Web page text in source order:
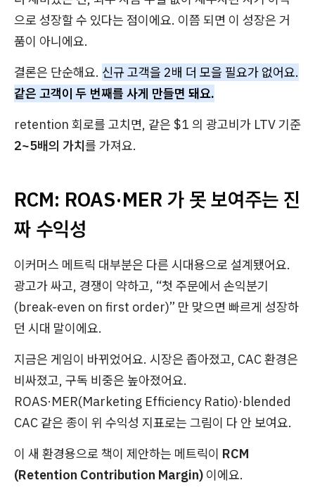
으로 성장할 수 있다는 점이에요. 이쯤 되면 이 성장은 거
품이 아니에요.
결론은 단순해요. 신규 고객을 2배 더 모을 필요가 없어요.
같은 고객이 두 번째를 사게 만들면 돼요.
retention 회로를 고치면, 같은 $1 의 광고비가 LTV 기준
2~5배의 가치를 가져요.
RCM: ROAS·MER 가 못 보여주는 진
짜 수익성
이커머스 메트릭 대부분은 다른 시대용으로 설계됐어요.
광고가 싸고, 경쟁이 약하고, “첫 주문에서 손익분기
(break-even on first order)” 만 맞으면 빠르게 성장하
던 시대 말이에요.
지금은 게임이 바뀌었어요. 시장은 좁아졌고, CAC 환경은
비싸졌고, 구독 비중은 높아졌어요.
ROAS·MER(Marketing Efficiency Ratio)·blended
CAC 같은 종이 위 수익성 지표로는 그림이 다 안 보여요.
이 새 환경용으로 책이 제안하는 메트릭이 RCM
(Retention Contribution Margin) 이에요.